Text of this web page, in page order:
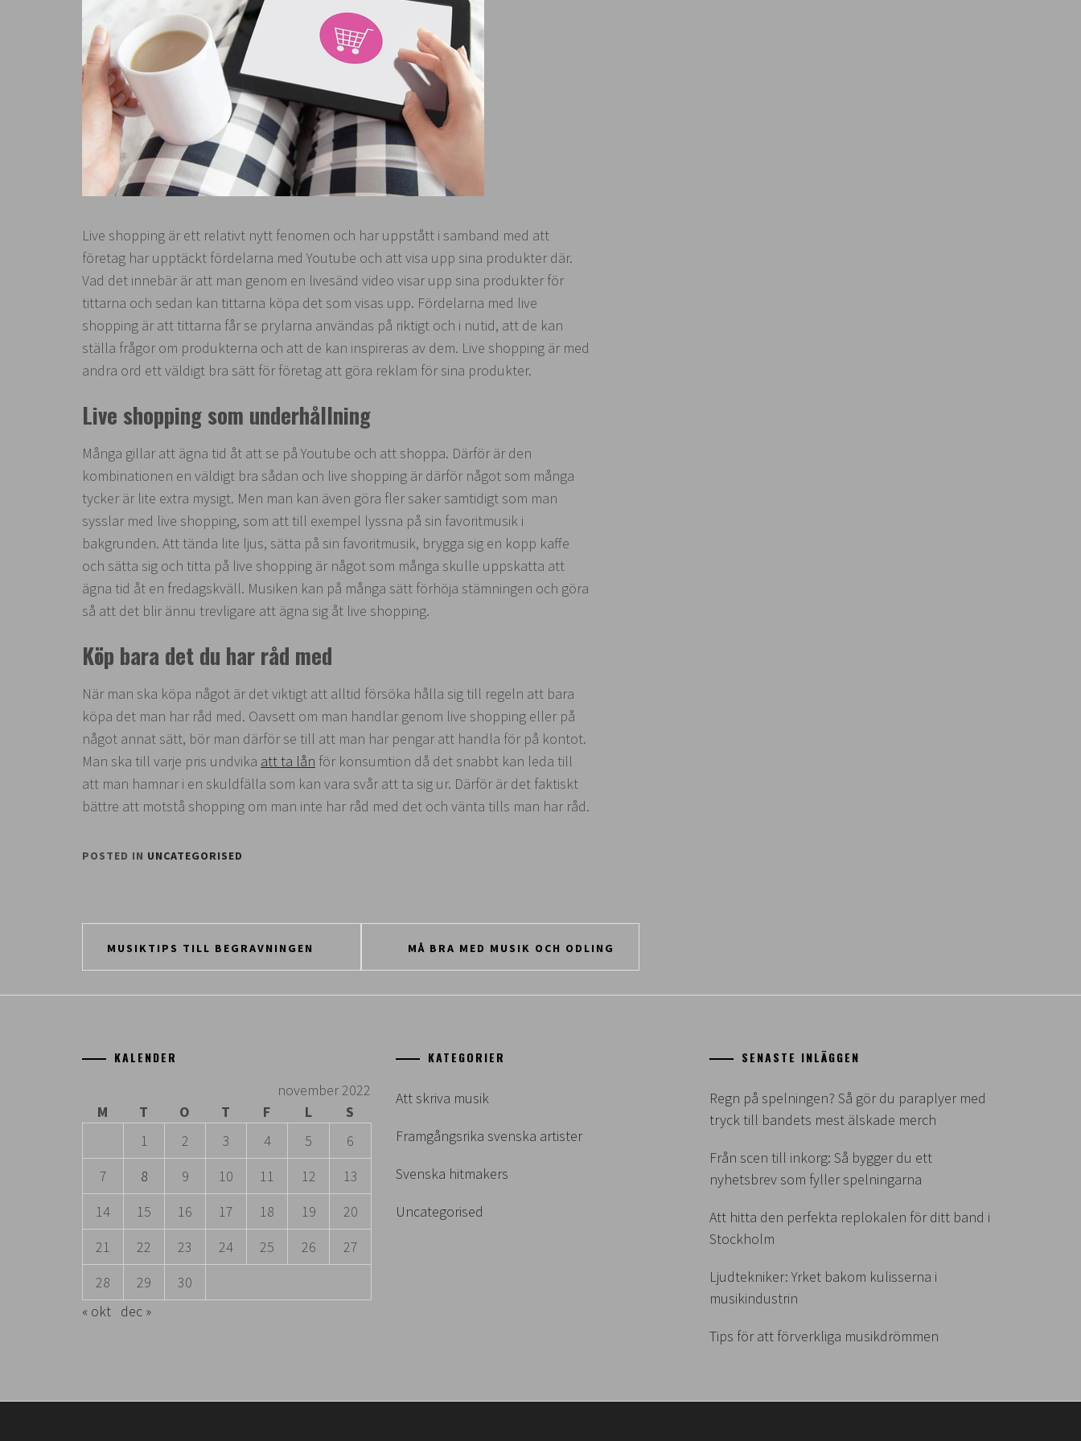
Live shopping är ett relativt nytt fenomen och har uppstått i samband med att
företag har upptäckt fördelarna med Youtube och att visa upp sina produkter där.
Vad det innebär är att man genom en livesänd video visar upp sina produkter för
tittarna och sedan kan tittarna köpa det som visas upp. Fördelarna med live
shopping är att tittarna får se prylarna användas på riktigt och i nutid, att de kan
ställa frågor om produkterna och att de kan inspireras av dem. Live shopping är med
andra ord ett väldigt bra sätt för företag att göra reklam för sina produkter.
Live shopping som underhållning
Många gillar att ägna tid åt att se på Youtube och att shoppa. Därför är den
kombinationen en väldigt bra sådan och live shopping är därför något som många
tycker är lite extra mysigt. Men man kan även göra fler saker samtidigt som man
sysslar med live shopping, som att till exempel lyssna på sin favoritmusik i
bakgrunden. Att tända lite ljus, sätta på sin favoritmusik, brygga sig en kopp kaffe
och sätta sig och titta på live shopping är något som många skulle uppskatta att
ägna tid åt en fredagskväll. Musiken kan på många sätt förhöja stämningen och göra
så att det blir ännu trevligare att ägna sig åt live shopping.
Köp bara det du har råd med
När man ska köpa något är det viktigt att alltid försöka hålla sig till regeln att bara
köpa det man har råd med. Oavsett om man handlar genom live shopping eller på
något annat sätt, bör man därför se till att man har pengar att handla för på kontot.
Man ska till varje pris undvika att ta lån för konsumtion då det snabbt kan leda till
att man hamnar i en skuldfälla som kan vara svår att ta sig ur. Därför är det faktiskt
bättre att motstå shopping om man inte har råd med det och vänta tills man har råd.
POSTED IN UNCATEGORISED
Inläggsnavigering
MUSIKTIPS TILL BEGRAVNINGEN MÅ BRA MED MUSIK OCH ODLING
KALENDER
november 2022
M
T O T F L
S
1
2 3 4 5
6
7
8 9 10 11 12
13
14
15 16 17 18 19
20
21
22 23 24 25 26
27
28
29
30
« okt dec »
KATEGORIER
Att skriva musik
Framgångsrika svenska artister
Svenska hitmakers
Uncategorised
SENASTE INLÄGGEN
Regn på spelningen? Så gör du paraplyer med
tryck till bandets mest älskade merch
Från scen till inkorg: Så bygger du ett
nyhetsbrev som fyller spelningarna
Att hitta den perfekta replokalen för ditt band i
Stockholm
Ljudtekniker: Yrket bakom kulisserna i
musikindustrin
Tips för att förverkliga musikdrömmen